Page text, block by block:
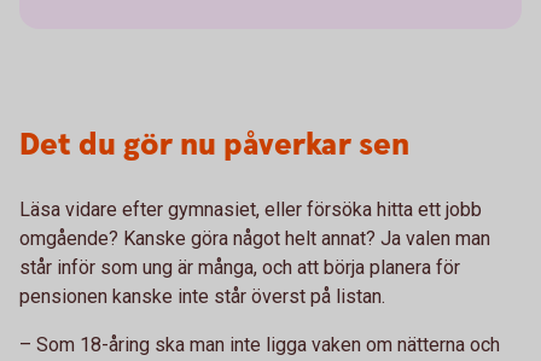
Det du gör nu påverkar sen
Läsa vidare efter gymnasiet, eller försöka hitta ett jobb
omgående? Kanske göra något helt annat? Ja valen man
står inför som ung är många, och att börja planera för
pensionen kanske inte står överst på listan.
– Som 18-åring ska man inte ligga vaken om nätterna och